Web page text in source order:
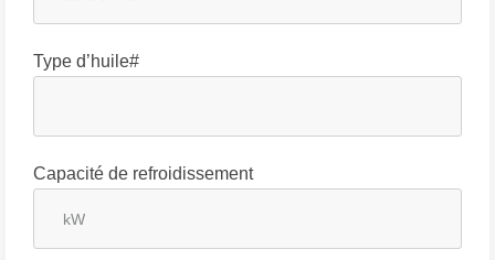
Type d’huile#
Capacité de refroidissement